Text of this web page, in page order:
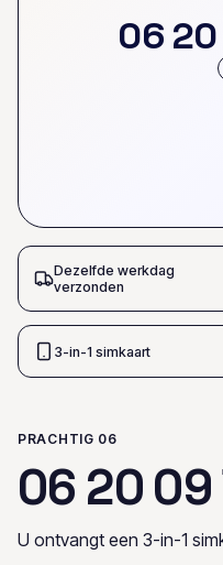
06 20
Dezelfde werkdag
verzonden
3-in-1 simkaart
PRACHTIG 06
06 2009
U ontvangt een 3-in-1